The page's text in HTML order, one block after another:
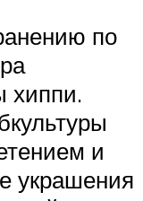
по
хиппи.
и
украшения